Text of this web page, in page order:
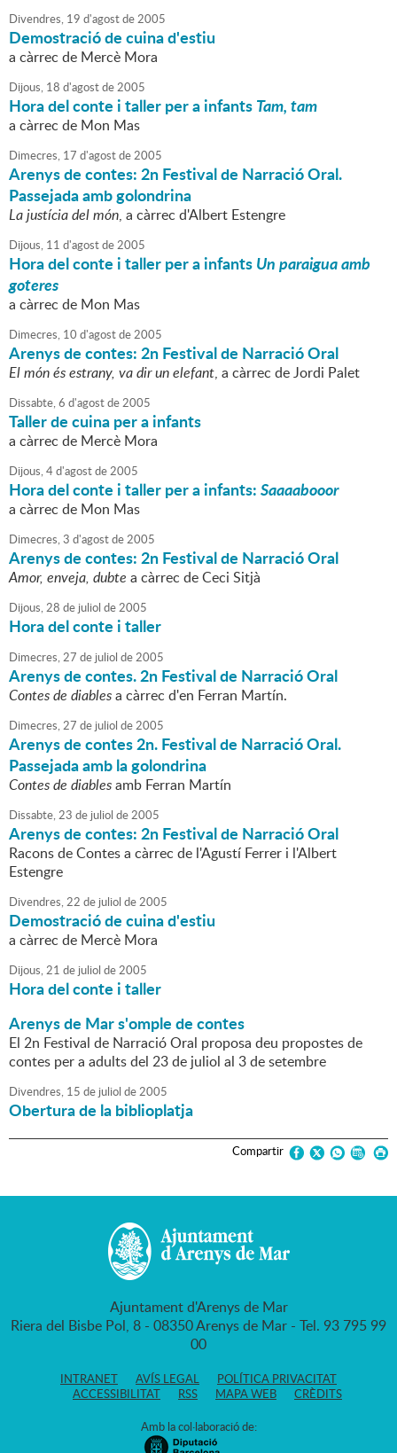
Divendres, 19 d'agostde2005
Demostració de cuina d'estiu
a càrrec de Mercè Mora
Dijous, 18 d'agostde2005
Hora del conte i taller per a infantsTam, tam
a càrrec de Mon Mas
Dimecres, 17 d'agostde2005
Arenys de contes: 2n Festival de Narració Oral.
Passejada amb golondrina
La justícia del món, a càrrec d'Albert Estengre
Dijous, 11 d'agostde2005
Hora del conte i taller per a infantsUn paraigua amb
goteres
a càrrec de Mon Mas
Dimecres, 10 d'agostde2005
Arenys de contes: 2n Festival de Narració Oral
El món és estrany, va dir un elefant, a càrrec de Jordi Palet
Dissabte,6 d'agostde2005
Taller de cuina per a infants
a càrrec de Mercè Mora
Dijous,4d'agostde2005
Hora del conte i taller per a infants:Saaaabooor
a càrrec de Mon Mas
Dimecres,3 d'agostde2005
Arenys de contes: 2n Festival de Narració Oral
Amor, enveja, dubte a càrrec de Ceci Sitjà
Dijous,28 de juliol de2005
Hora del conte i taller
Dimecres,27 de juliol de2005
Arenys de contes. 2n Festival de Narració Oral
Contes de diablesa càrrec d'en Ferran Martín.
Dimecres,27 de juliol de2005
Arenys de contes 2n. Festival de Narració Oral.
Passejada amb la golondrina
Contes de diablesamb Ferran Martín
Dissabte,23 de juliol de2005
Arenys de contes: 2n Festival de Narració Oral
Racons de Contes a càrrec de l'Agustí Ferrer i l'Albert
Estengre
Divendres,22 de juliol de2005
Demostració de cuina d'estiu
a càrrec de Mercè Mora
Dijous,21 de juliol de2005
Hora del conte i taller
Arenys de Mar s'omple de contes
El 2n Festival de Narració Oral proposa deu propostes de
contes per a adults del 23 de juliol al 3 de setembre
Divendres, 15 de juliol de2005
Obertura de la biblioplatja
Compartir
Ajuntament d'Arenys de Mar
Riera del Bisbe Pol, 8 - 08350 Arenys de Mar - Tel. 93 795 99
00
INTRANET AVÍS LEGAL
POLÍTICA PRIVACITAT
ACCESSIBILITAT
RSS MAPA WEB CRÈDITS
Amb la col·laboració de: